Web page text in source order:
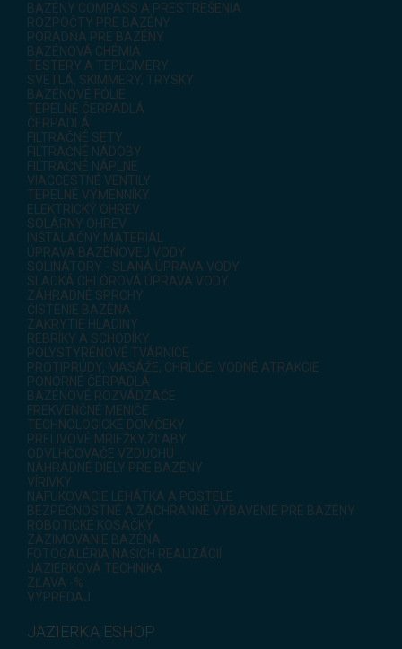
BAZÉNY COMPASS A PRESTREŠENIA
ROZPOČTY PRE BAZÉNY
PORADŇA PRE BAZÉNY
BAZÉNOVÁ CHÉMIA
TESTERY A TEPLOMERY
SVETLÁ, SKIMMERY, TRYSKY
BAZÉNOVÉ FÓLIE
TEPELNÉ ČERPADLÁ
ČERPADLÁ
FILTRAČNÉ SETY
FILTRAČNÉ NÁDOBY
FILTRAČNÉ NÁPLNE
VIACCESTNÉ VENTILY
TEPELNÉ VÝMENNÍKY
ELEKTRICKÝ OHREV
SOLÁRNY OHREV
INŠTALAČNÝ MATERIÁL
ÚPRAVA BAZÉNOVEJ VODY
SOLINÁTORY - SLANÁ ÚPRAVA VODY
SLADKÁ CHLÓROVÁ ÚPRAVA VODY
ZÁHRADNÉ SPRCHY
ČISTENIE BAZÉNA
ZAKRYTIE HLADINY
REBRÍKY A SCHODÍKY
POLYSTYRÉNOVÉ TVÁRNICE
PROTIPRÚDY, MASÁŽE, CHRLIČE, VODNÉ ATRAKCIE
PONORNÉ ČERPADLÁ
BAZÉNOVÉ ROZVÁDZAČE
FREKVENČNÉ MENIČE
TECHNOLOGICKÉ DOMČEKY
PRELIVOVÉ MRIEŽKY,ŽĽABY
ODVLHČOVAČE VZDUCHU
NÁHRADNÉ DIELY PRE BAZÉNY
VÍRIVKY
NAFUKOVACIE LEHÁTKA A POSTELE
BEZPEČNOSTNÉ A ZÁCHRANNÉ VYBAVENIE PRE BAZÉNY
ROBOTICKÉ KOSAČKY
ZAZIMOVANIE BAZÉNA
FOTOGALÉRIA NAŠICH REALIZÁCIÍ
JAZIERKOVÁ TECHNIKA
ZĽAVA -%
VÝPREDAJ
JAZIERKA ESHOP